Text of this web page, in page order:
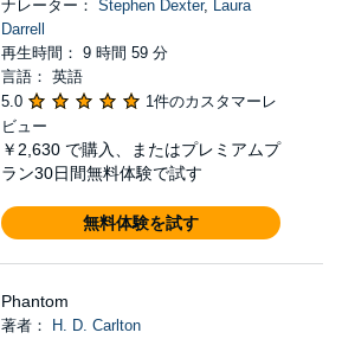
ナレーター： Stephen Dexter, Laura
Darrell
再生時間： 9 時間 59 分
言語： 英語
5.0
1件のカスタマーレ
ビュー
￥2,630 で購入、またはプレミアムプ
ラン30日間無料体験で試す
無料体験を試す
Phantom
著者：
H. D. Carlton